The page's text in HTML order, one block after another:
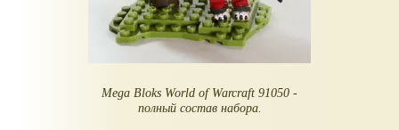
Mega Bloks World of Warcraft 91050 -
полный состав набора.